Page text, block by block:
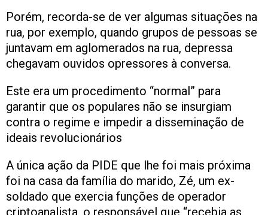
Porém, recorda-se de ver algumas situações na
rua, por exemplo, quando grupos de pessoas se
juntavam em aglomerados na rua, depressa
chegavam ouvidos opressores à conversa.
Este era um procedimento “normal” para
garantir que os populares não se insurgiam
contra o regime e impedir a disseminação de
ideais revolucionários
A única ação da PIDE que lhe foi mais próxima
foi na casa da família do marido, Zé, um ex-
soldado que exercia funções de operador
criptoanalista, o responsável que “recebia as